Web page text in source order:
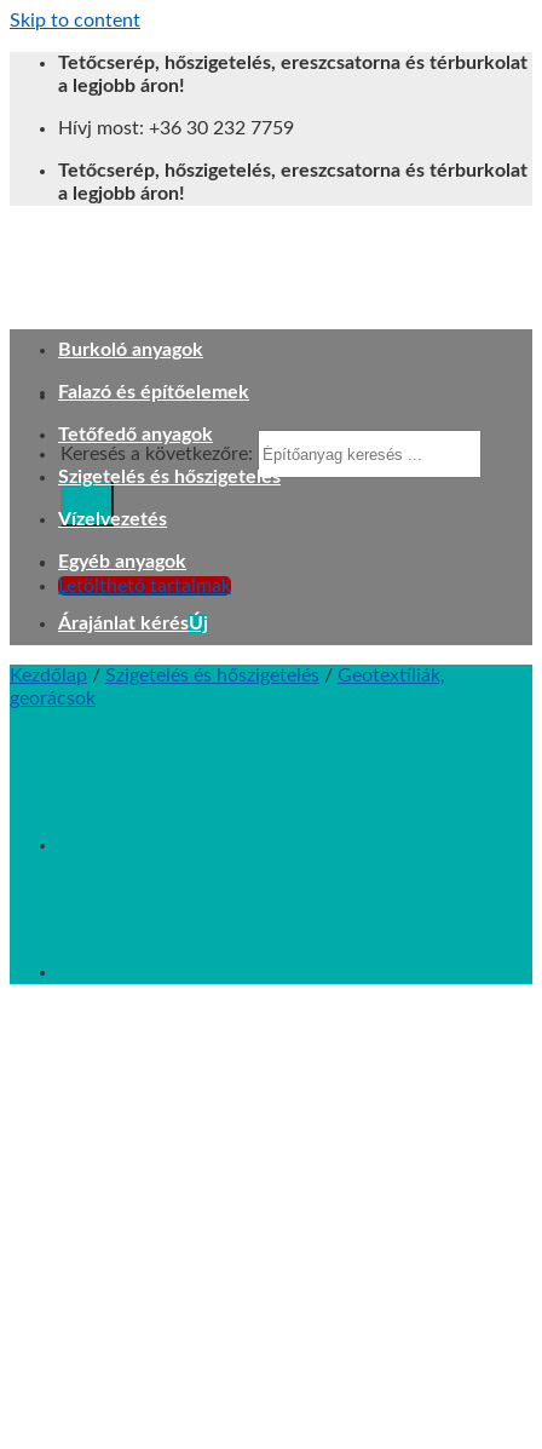
Skip to content
Tetőcserép, hőszigetelés, ereszcsatorna és térburkolat
a legjobb áron!
Hívj most: +36 30 232 7759
Tetőcserép, hőszigetelés, ereszcsatorna és térburkolat
a legjobb áron!
Keresés a következőre:
Letölthető tartalmak
Burkoló anyagok
Falazó és építőelemek
Tetőfedő anyagok
Szigetelés és hőszigetelés
Vízelvezetés
Egyéb anyagok
Árajánlat kérés
Kezdőlap / Szigetelés és hőszigetelés / Geotextíliák,
georácsok